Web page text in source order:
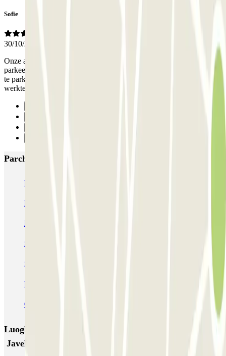
Sofie
30/10/2025
Onze auto is 'gemiddeld', maar het was toch wel echt nipt om in de
parkeergarage te geraken. De chauffeur kon bijna niet uitstappen na
te parkeren. De parking was oud, maar wel ideaal gelegen en alles
werkte prima. Onze eerste reservatie met Parclick.
Parcheggi più popolari a Parigi
Bastille - Saint-Antoine
Parkélis Lefebvre
Forum des Halles-Rambuteau
SAEMES Méditerranée Gare de Lyon
SAEMES Goutte d'Or - Gare du Nord
Bercy - Arena - Gare de Lyon
Garage d'Abbeville - Gare du Nord
Luoghi ed eventi che potrebbero interessarti vicino a
Javel-André Citroën - Grenelle Zenpark